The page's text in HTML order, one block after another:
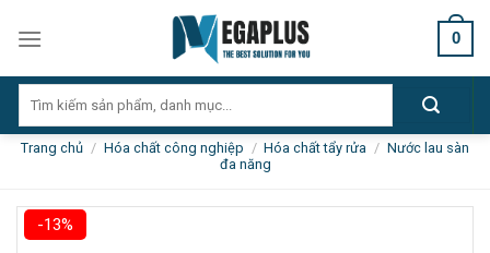
0
kiếm:
Trang chủ / Hóa chất công nghiệp / Hóa chất tẩy rửa / Nước lau sàn
đa năng
-13%